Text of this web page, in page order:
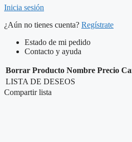
Inicia sesión
¿Aún no tienes cuenta? Regístrate
Estado de mi pedido
Contacto y ayuda
Borrar Producto Nombre Precio
LISTA DE DESEOS
Compartir lista